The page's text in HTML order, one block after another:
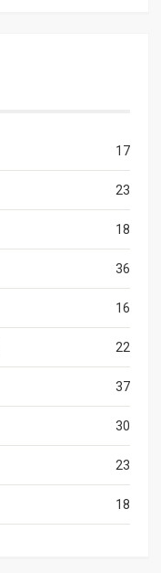
17
23
18
36
16
22
37
30
23
18